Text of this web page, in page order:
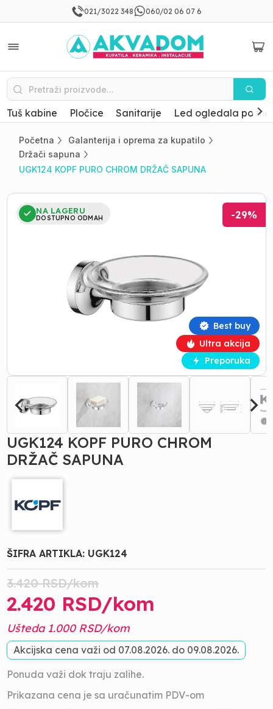
021/3022 348 060/02 06 07 6
Tuš kabine Pločice Sanitarije Led ogledala po
Početna
Galanterija i oprema za kupatilo
Držači sapuna
UGK124 KOPF PURO CHROM DRŽAČ SAPUNA
-29%
NA LAGERU
DOSTUPNO ODMAH
Best buy
Ultra akcija
Preporuka
UGK124 KOPF PURO CHROM
DRŽAČ SAPUNA
ŠIFRA ARTIKLA: UGK124
3.420RSD/kom
2.420 RSD/kom
Ušteda 1.000RSD/kom
Akcijska cena važi od 07.08.2026. do 09.08.2026.
Ponuda važi dok traju zalihe.
Prikazana cena je sa uračunatim PDV-om